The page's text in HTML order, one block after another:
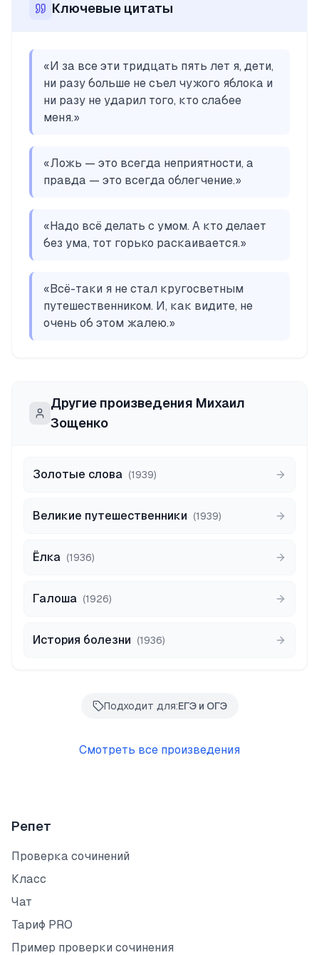
Ключевые цитаты
«И за все эти тридцать пять лет я, дети,
ни разу больше не съел чужого яблока и
ни разу не ударил того, кто слабее
меня.»
«Ложь — это всегда неприятности, а
правда — это всегда облегчение.»
«Надо всё делать с умом. А кто делает
без ума, тот горько раскаивается.»
«Всё-таки я не стал кругосветным
путешественником. И, как видите, не
очень об этом жалею.»
Другие произведения Михаил
Зощенко
Золотые слова (1939)
Великие путешественники (1939)
Ёлка (1936)
Галоша (1926)
История болезни (1936)
Подходит для:ЕГЭ и ОГЭ
Смотреть все произведения
Репет
Проверка сочинений
Класс
Чат
Тариф PRO
Пример проверки сочинения